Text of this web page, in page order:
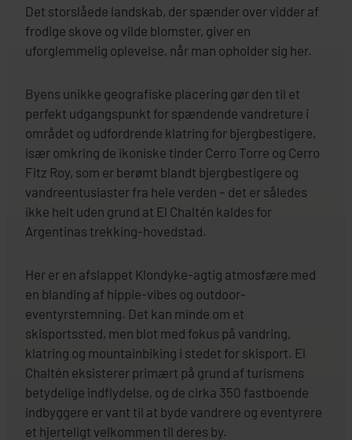
Det storslåede landskab, der spænder over vidder af
frodige skove og vilde blomster, giver en
uforglemmelig oplevelse, når man opholder sig her.
Byens unikke geografiske placering gør den til et
perfekt udgangspunkt for spændende vandreture i
området og udfordrende klatring for bjergbestigere,
især omkring de ikoniske tinder Cerro Torre og Cerro
Fitz Roy, som er berømt blandt bjergbestigere og
vandreentusiaster fra hele verden – det er således
ikke helt uden grund at El Chaltén kaldes for
Argentinas trekking-hovedstad.
Her er en afslappet Klondyke-agtig atmosfære med
en blanding af hippie-vibes og outdoor-
eventyrstemning. Det kan minde om et
skisportssted, men blot med fokus på vandring,
klatring og mountainbiking i stedet for skisport. El
Chaltén eksisterer primært på grund af turismens
betydelige indflydelse, og de cirka 350 fastboende
indbyggere er vant til at byde vandrere og eventyrere
et hjerteligt velkommen til deres by.